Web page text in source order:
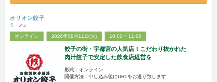
オリオン餃子
ラーメン
オンライン 2026年08月11日(火) 10:00 ~ 11:00
餃子の街・宇都宮の人気店！こだわり抜かれた
肉汁餃子で安定した飲食店経営を
形式：オンライン
開催方法：申し込み後にURLをお送り致します